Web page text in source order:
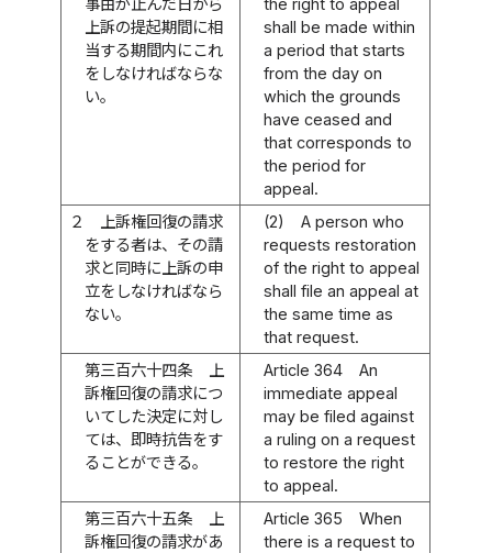
事由が止んだ日から
上訴の提起期間に相
当する期間内にこれ
をしなければならな
い。
the right to appeal
shall be made within
a period that starts
from the day on
which the grounds
have ceased and
that corresponds to
the period for
appeal.
２
上訴権回復の請求
をする者は、その請
求と同時に上訴の申
立をしなければなら
ない。
(2)
A person who
requests restoration
of the right to appeal
shall file an appeal at
the same time as
that request.
第三百六十四条
上
訴権回復の請求につ
いてした決定に対し
ては、即時抗告をす
ることができる。
Article 364
An
immediate appeal
may be filed against
a ruling on a request
to restore the right
to appeal.
第三百六十五条
上
訴権回復の請求があ
Article 365
When
there is a request to